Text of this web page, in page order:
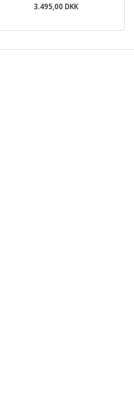
3.495,00 DKK